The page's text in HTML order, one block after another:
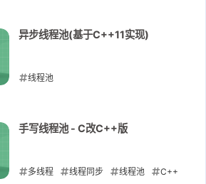
异步线程池(基于C++11实现)
线程池
手写线程池 - C改C++版
多线程 线程同步 线程池 C++